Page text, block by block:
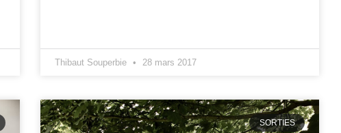
Thibaut Souperbie 28 mars 2017
SORTIES